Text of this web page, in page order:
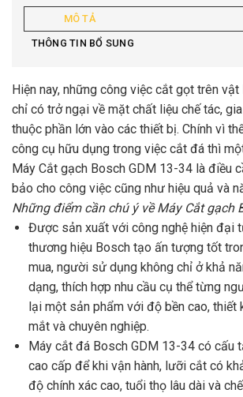
MÔ TẢ
THÔNG TIN BỔ SUNG
Hiện nay, những công việc cắt gọt trên
chỉ có trở ngại về mặt chất liệu chế tác,
thuộc phần lớn vào các thiết bị. Chính vì
công cụ hữu dụng trong việc cắt đá thì
Máy Cắt gạch Bosch GDM 13-34 là điều
bảo cho công việc cũng như hiệu quả và
Những điểm cần chú ý về Máy Cắt gạch
Được sản xuất với công nghệ hiện đại
thương hiệu Bosch tạo ấn tượng tốt
mua, người sử dụng không chỉ ở khả
dạng, thích hợp nhu cầu cụ thể từng
lại một sản phẩm với độ bền cao, thiết
mắt và chuyên nghiệp.
Máy cắt đá Bosch GDM 13-34 có cấu
cao cấp để khi vận hành, lưỡi cắt có
độ chính xác cao, tuổi thọ lâu dài và